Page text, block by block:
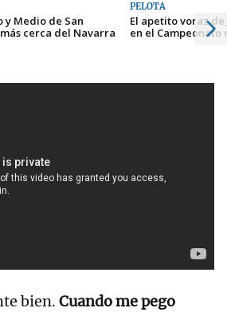
y Medio de San
cerca del Navarra
PELOTA
El apetito voraz
en el Campeonato
bien. Cuando me pego